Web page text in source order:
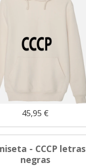
45,95 €
- CCCP letras
negras